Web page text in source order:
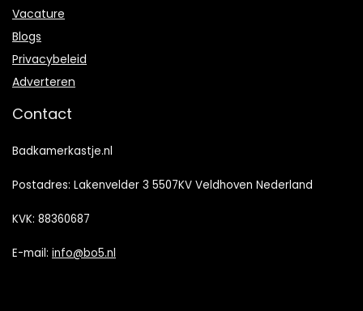
Vacature
Blogs
Privacybeleid
Adverteren
Contact
Badkamerkastje.nl
Postadres: Lakenvelder 3 5507KV Veldhoven Nederland
KVK: 88360687
E-mail: info@bo5.nl